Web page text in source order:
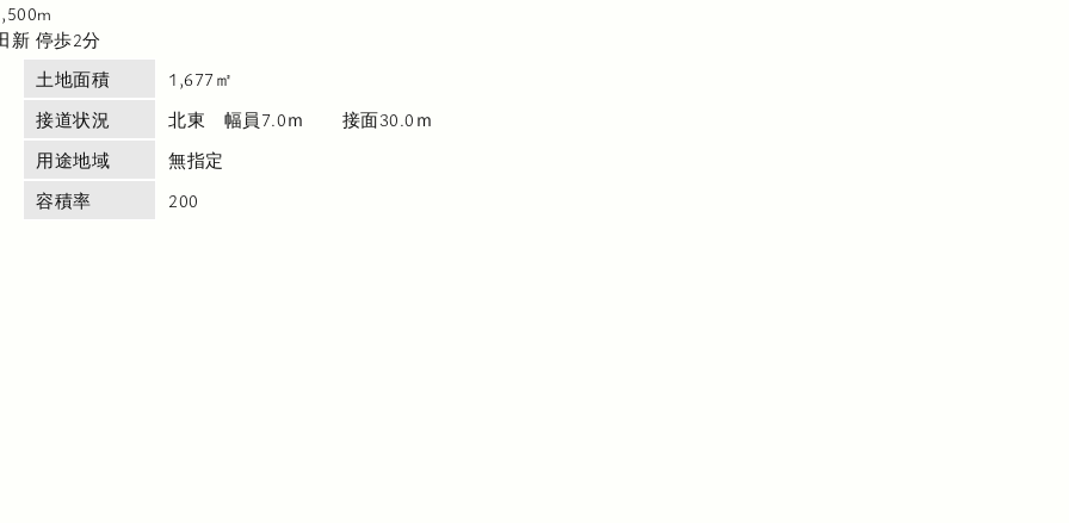
新 停歩2分
土地面積
1,677㎡
接道状況
北東 幅員7.0ｍ 接面30.0ｍ
用途地域
無指定
容積率
200